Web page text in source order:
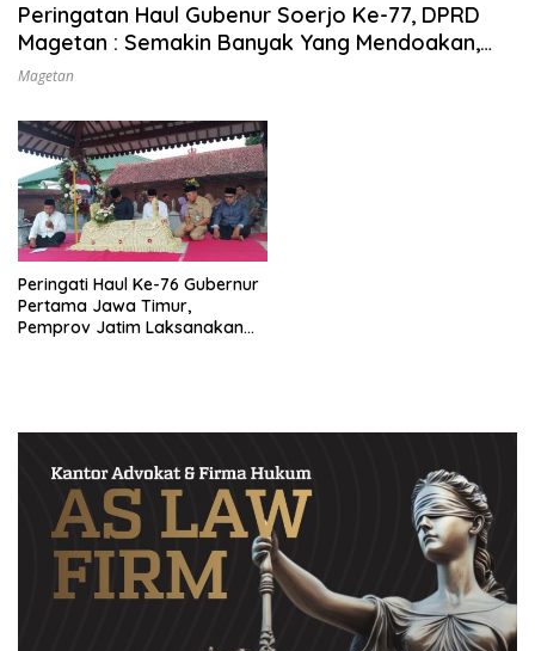
Peringatan Haul Gubenur Soerjo Ke-77, DPRD
Magetan : Semakin Banyak Yang Mendoakan,
Semakin Meriah
Magetan
Peringati Haul Ke-76 Gubernur
Pertama Jawa Timur,
Pemprov Jatim Laksanakan